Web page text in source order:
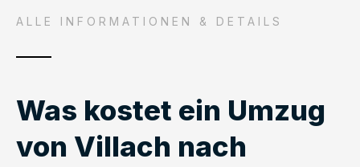
ALLE INFORMATIONEN & DETAILS
Was kostet ein Umzug
von Villach nach